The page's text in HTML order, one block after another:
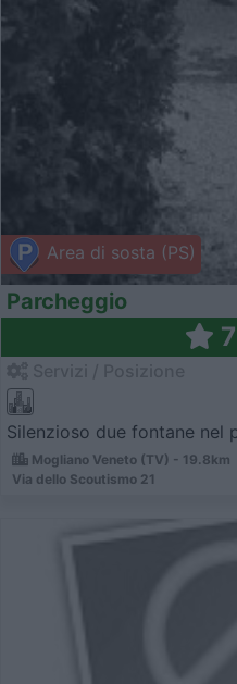
Area di sosta (PS)
Parcheggio
7
Silenzioso due fontane nel
Mogliano Veneto (TV) - 19.8km
Via dello Scoutismo 21